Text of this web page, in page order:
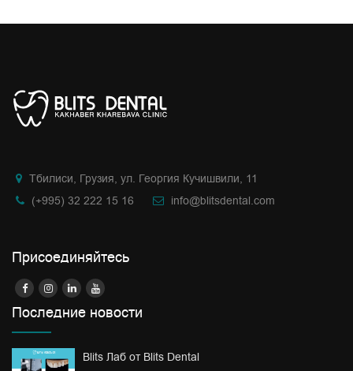
Тбилиси, Грузия, ул. Георгия Кучишвили, 11
(+995) 32 222 15 16
info@blitsdental.com
Присоединяйтесь
Последние новости
Blits Лаб от Blits Dental